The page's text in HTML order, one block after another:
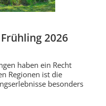
2026
haben ein Recht
Regionen ist die
besonders